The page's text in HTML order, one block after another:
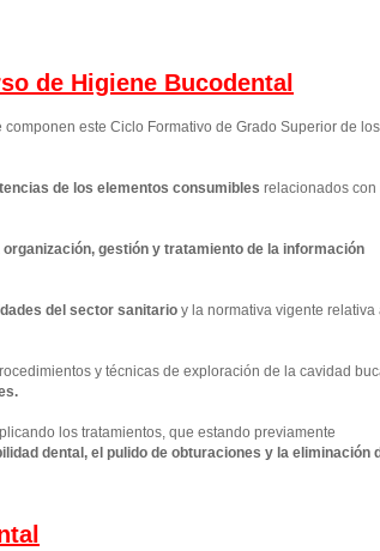
de Higiene Bucodental
este Ciclo Formativo de Grado Superior de los
de los elementos consumibles relacionados con
organización, gestión y tratamiento de la información
del sector sanitario y la normativa vigente relativa
y técnicas de exploración de la cavidad
los tratamientos, que estando previamente
dental, el pulido de obturaciones y la eliminación